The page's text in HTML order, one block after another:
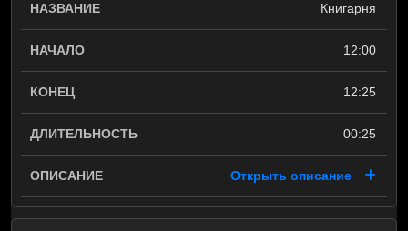
Книгарня
12:00
12:25
00:25
Открыть описание